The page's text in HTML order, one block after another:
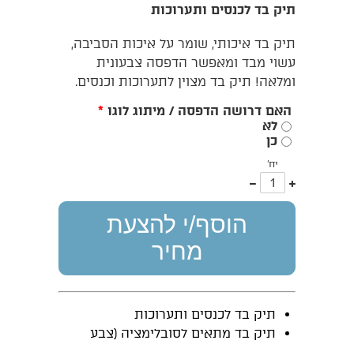
תיק בד לכנסים ותערוכות
תיק בד איכותי, שומר על איכות הסביבה,
עשוי מבד ומאפשר הדפסה צבעונית
ומלאה! תיק בד מצוין לתערוכות וכנסים.
האם דרושה הדפסה / מיתוג לוגו *
לא
כן
יח'
עוד
אחד
הוסף/י להצעת
מחיר
תיק בד לכנסים ותערוכות
תיק בד מתאים לסובלימציה (צבע